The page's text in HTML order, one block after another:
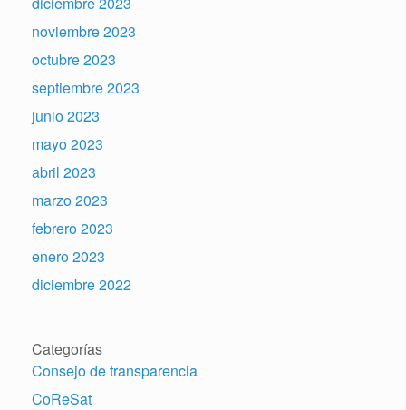
noviembre 2023
octubre 2023
septiembre 2023
junio 2023
mayo 2023
abril 2023
marzo 2023
febrero 2023
enero 2023
diciembre 2022
Categorías
Consejo de transparencia
CoReSat